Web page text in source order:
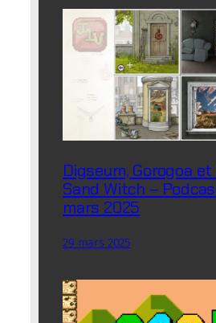
Digseum, Gorogoa
Sand Witch –
mars 2025
29 mars 2025